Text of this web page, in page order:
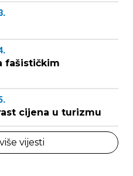
fašističkim
cijena u turizmu
vijesti